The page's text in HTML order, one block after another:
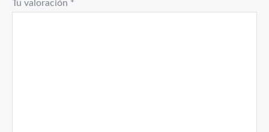
Tu valoración *